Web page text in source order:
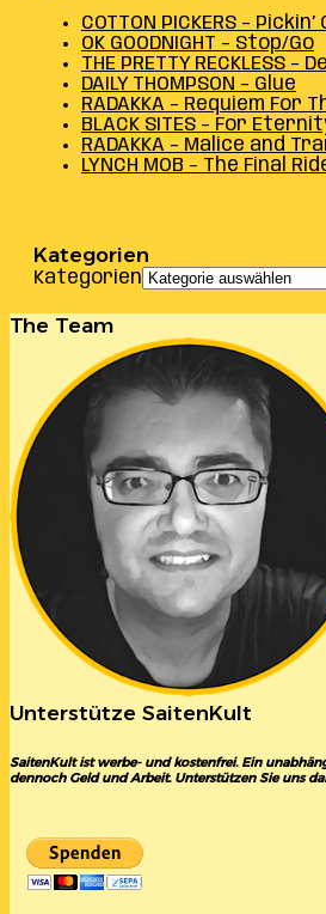
COTTON PICKERS –
OK GOODNIGHT – Stop/Go
THE PRETTY RECKLESS –
DAILY THOMPSON – Glue
RADAKKA – Requiem For
BLACK SITES – For
RADAKKA – Malice and
LYNCH MOB – The Final
Kategorien
Kategorien
The Team
Unterstütze SaitenKult
SaitenKult ist werbe- und kostenfrei. Ein
dennoch Geld und Arbeit. Unterstützen Sie uns